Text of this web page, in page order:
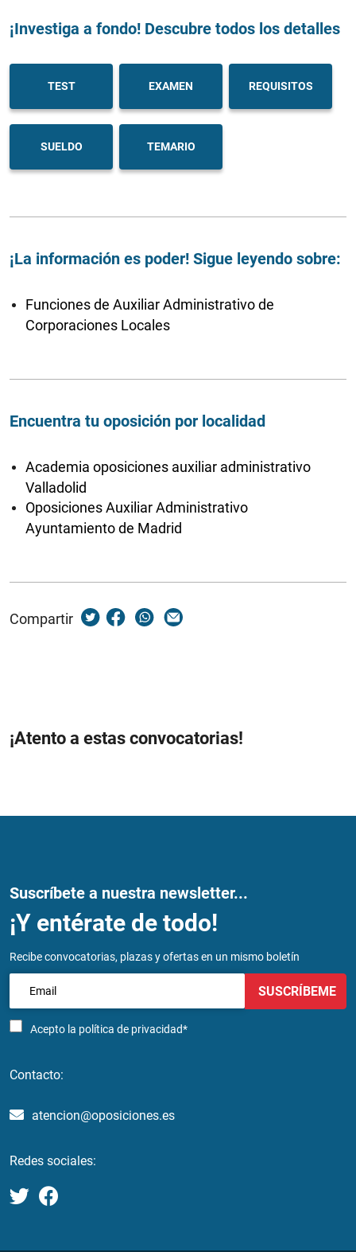
¡Investiga a fondo! Descubre todos los detalles
TEST EXAMEN REQUISITOS
SUELDO TEMARIO
¡La información es poder! Sigue leyendo sobre:
Funciones de Auxiliar Administrativo de
Corporaciones Locales
Encuentra tu oposición por localidad
Academia oposiciones auxiliar administrativo
Valladolid
Oposiciones Auxiliar Administrativo
Ayuntamiento de Madrid
Compartir
¡Atento a estas convocatorias!
Suscríbete a nuestra newsletter...
¡Y entérate de todo!
Recibe convocatorias, plazas y ofertas en un mismo boletín
Acepto la política de privacidad*
SUSCRÍBEME
Contacto:
atencion@oposiciones.es
Redes sociales: